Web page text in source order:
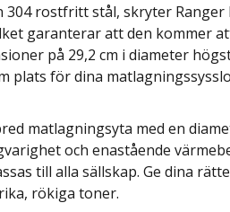
304 rostfritt stål, skryter
garanterar att den kommer
på 29,2 cm i diameter
plats för dina
matlagningsyta med en
och enastående
till alla sällskap. Ge dina
rökiga toner.